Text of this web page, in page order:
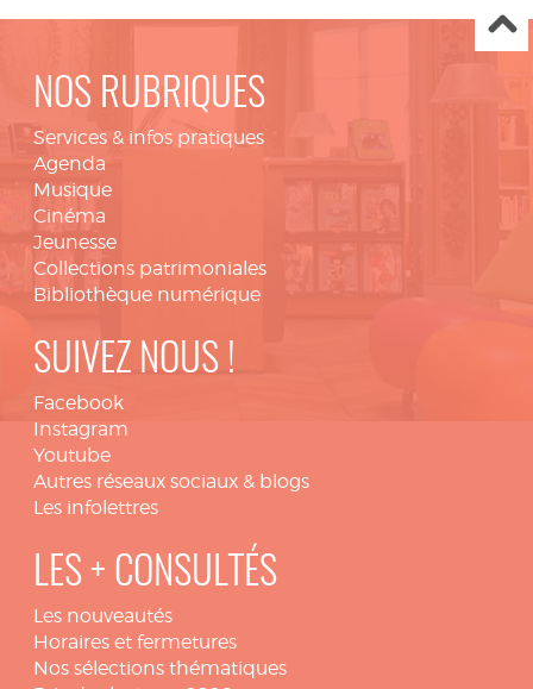
NOS RUBRIQUES
Services & infos pratiques
Agenda
Musique
Cinéma
Jeunesse
Collections patrimoniales
Bibliothèque numérique
SUIVEZ NOUS !
Facebook
Instagram
Youtube
Autres réseaux sociaux & blogs
Les infolettres
LES + CONSULTÉS
Les nouveautés
Horaires et fermetures
Nos sélections thématiques